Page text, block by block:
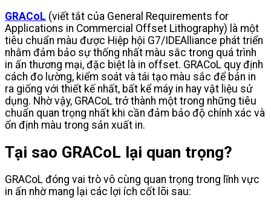
GRACoL (viết tắt của General Requirements for
Applications in Commercial Offset Lithography) là một
tiêu chuẩn màu được Hiệp hội G7/IDEAlliance phát triển
nhằm đảm bảo sự thống nhất màu sắc trong quá trình
in ấn thương mại, đặc biệt là in offset. GRACoL quy định
cách đo lường, kiểm soát và tái tạo màu sắc để bản in
ra giống với thiết kế nhất, bất kể máy in hay vật liệu sử
dụng. Nhờ vậy, GRACoL trở thành một trong những tiêu
chuẩn quan trọng nhất khi cần đảm bảo độ chính xác và
ổn định màu trong sản xuất in.
Tại sao GRACoL lại quan trọng?
GRACoL đóng vai trò vô cùng quan trọng trong lĩnh vực
in ấn nhờ mang lại các lợi ích cốt lõi sau: